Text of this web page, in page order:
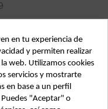
en tu experiencia de
y permiten realizar
web. Utilizamos cookies
servicios y mostrarte
en base a un perfil
"Aceptar" o